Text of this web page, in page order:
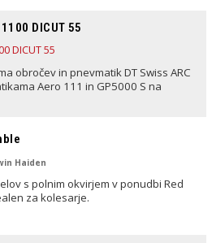
DICUT 55
obročev in pnevmatik DT Swiss ARC
Aero 111 in GP5000 S na
Haiden
s polnim okvirjem v ponudbi Red
za kolesarje.